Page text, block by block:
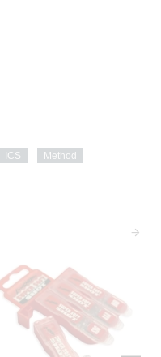
ICS
Method